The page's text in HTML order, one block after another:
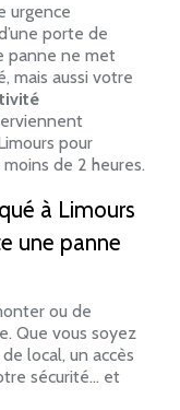
urgence
porte de
panne ne met
mais aussi votre
pour
de 2 heures.
à Limours
une panne
ou de
Que vous soyez
local, un accès
sécurité… et